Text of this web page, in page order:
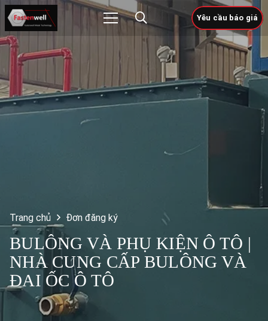
Yêu cầu báo giá
Trang chủ Đơn đăng ký
BULÔNG VÀ PHỤ KIỆN Ô TÔ |
NHÀ CUNG CẤP BULÔNG VÀ
ĐAI ỐC Ô TÔ